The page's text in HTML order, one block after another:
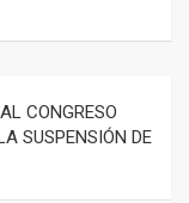
CONGRESO
SUSPENSIÓN DE